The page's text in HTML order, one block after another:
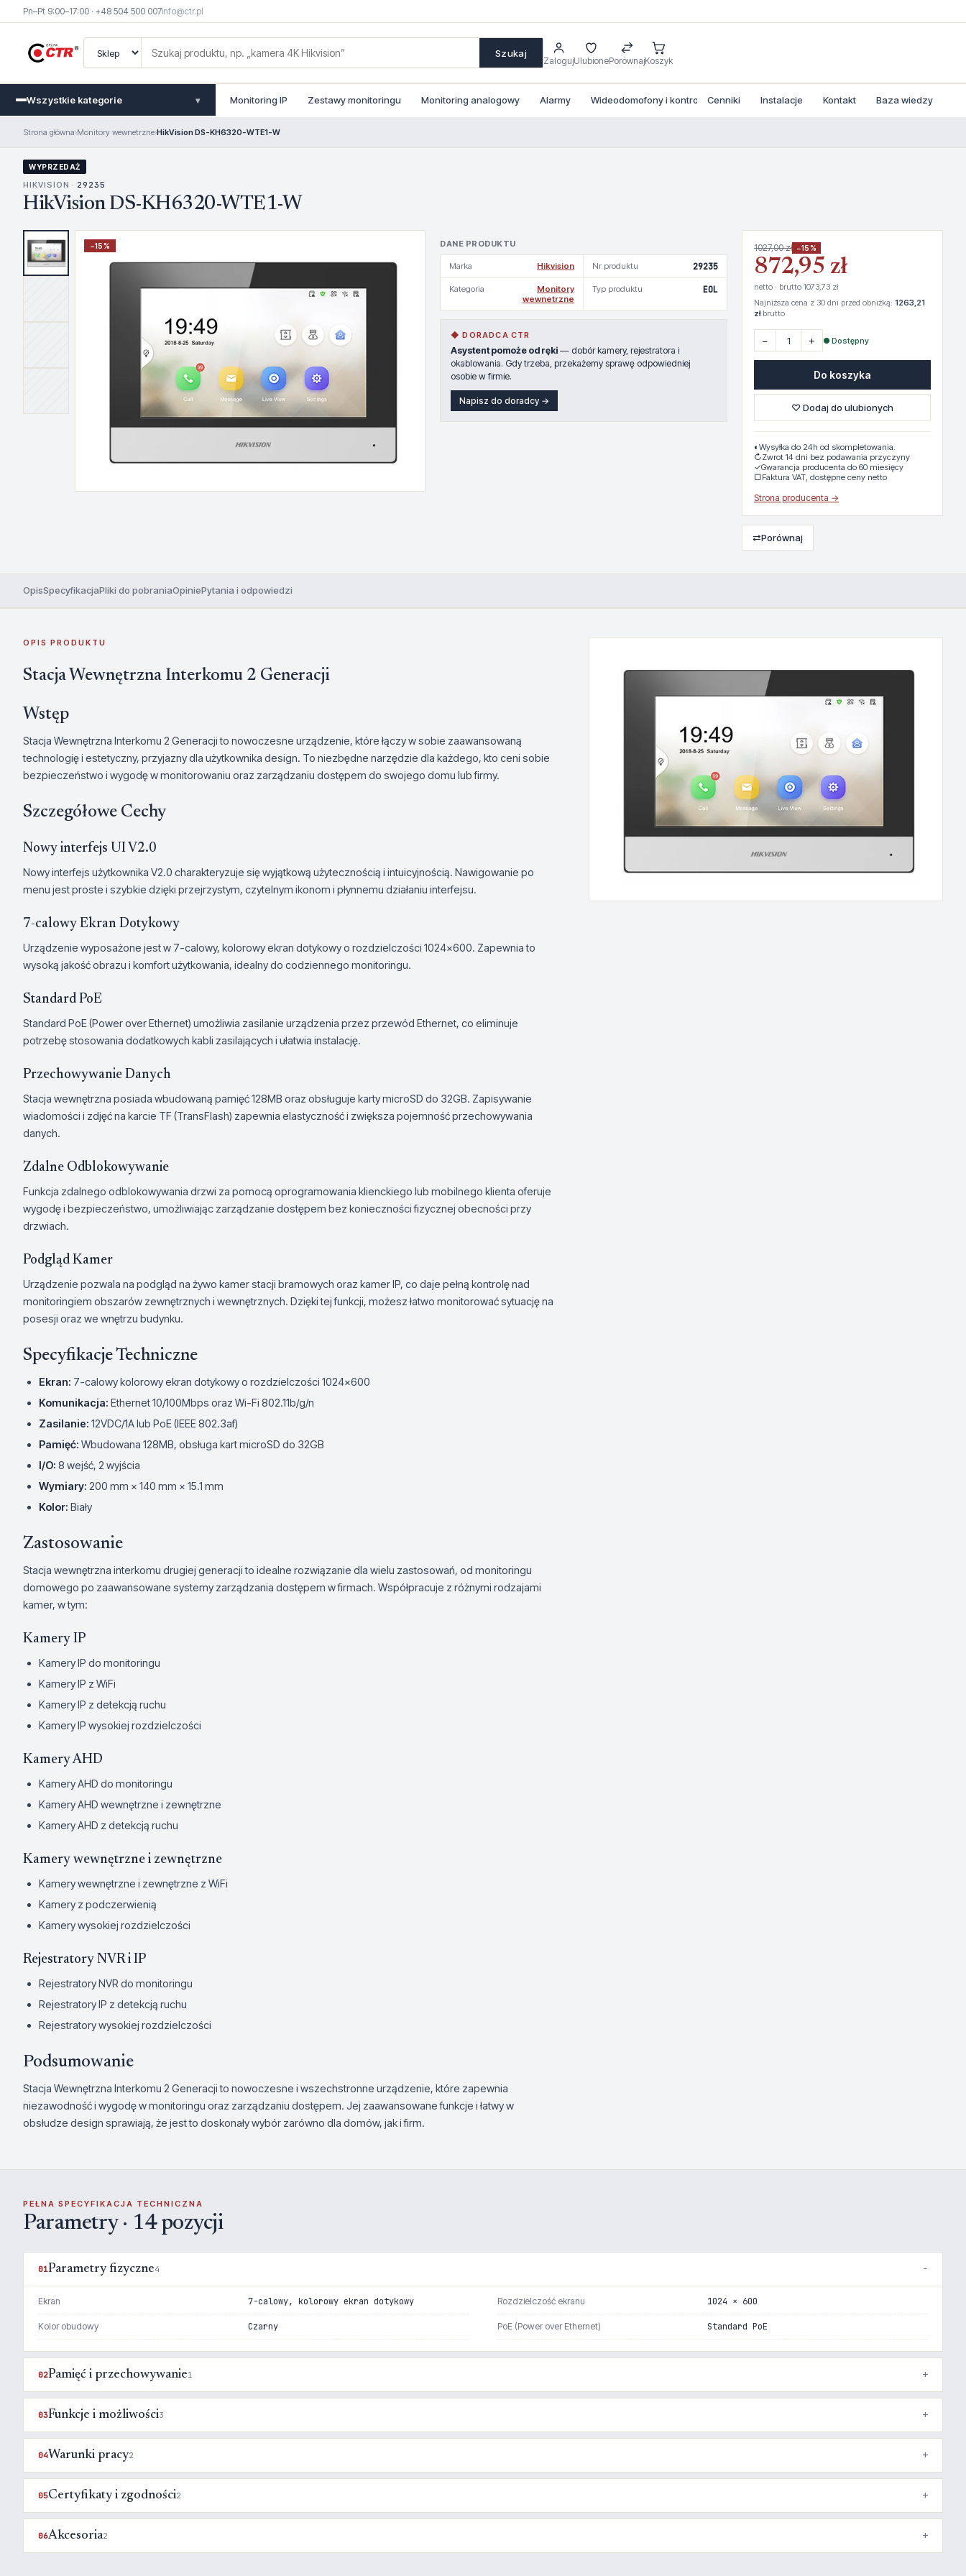
Pn–Pt 9:00–17:00 · +48 504 500 007info@ctr.pl
Szukaj
ZalogujUlubionePorównajKoszyk
Wszystkie kategorie ▾ Monitoring IP Zestawy monitoringu Monitoring analogowy Alarmy Wideodomofony i kontrola dostepu
Cenniki Instalacje Kontakt Baza wiedzy
Strona główna›Monitory wewnetrzne›HikVision DS-KH6320-WTE1-W
WYPRZEDAŻ
HIKVISION · 29235
HikVision DS-KH6320-WTE1-W
−15% DANE PRODUKTU
Marka Hikvision Nr produktu 29235
Kategoria
Monitory
wewnetrzne
Typ produktu EOL
◆ DORADCA CTR
Asystent pomoże od ręki — dobór kamery, rejestratora i
okablowania. Gdy trzeba, przekażemy sprawę odpowiedniej
osobie w firmie.
Napisz do doradcy →
1027,00 zł −15%
872,95 zł
netto · brutto 1073,73 zł
Najniższa cena z 30 dni przed obniżką: 1263,21
złbrutto
− + ● Dostępny
Do koszyka
♡ Dodaj do ulubionych
◐ Wysyłka do 24h od skompletowania.
↻Zwrot 14 dni bez podawania przyczyny
✓Gwarancja producenta do 60 miesięcy
▢Faktura VAT, dostępne ceny netto
Strona producenta →
⇄Porównaj
OpisSpecyfikacjaPliki do pobraniaOpiniePytania i odpowiedzi
OPIS PRODUKTU
Stacja Wewnętrzna Interkomu 2 Generacji
Wstęp
Stacja Wewnętrzna Interkomu 2 Generacji to nowoczesne urządzenie, które łączy w sobie zaawansowaną
technologię i estetyczny, przyjazny dla użytkownika design. To niezbędne narzędzie dla każdego, kto ceni sobie
bezpieczeństwo i wygodę w monitorowaniu oraz zarządzaniu dostępem do swojego domu lub firmy.
Szczegółowe Cechy
Nowy interfejs UI V2.0
Nowy interfejs użytkownika V2.0 charakteryzuje się wyjątkową użytecznością i intuicyjnością. Nawigowanie po
menu jest proste i szybkie dzięki przejrzystym, czytelnym ikonom i płynnemu działaniu interfejsu.
7-calowy Ekran Dotykowy
Urządzenie wyposażone jest w 7-calowy, kolorowy ekran dotykowy o rozdzielczości 1024x600. Zapewnia to
wysoką jakość obrazu i komfort użytkowania, idealny do codziennego monitoringu.
Standard PoE
Standard PoE (Power over Ethernet) umożliwia zasilanie urządzenia przez przewód Ethernet, co eliminuje
potrzebę stosowania dodatkowych kabli zasilających i ułatwia instalację.
Przechowywanie Danych
Stacja wewnętrzna posiada wbudowaną pamięć 128MB oraz obsługuje karty microSD do 32GB. Zapisywanie
wiadomości i zdjęć na karcie TF (TransFlash) zapewnia elastyczność i zwiększa pojemność przechowywania
danych.
Zdalne Odblokowywanie
Funkcja zdalnego odblokowywania drzwi za pomocą oprogramowania klienckiego lub mobilnego klienta oferuje
wygodę i bezpieczeństwo, umożliwiając zarządzanie dostępem bez konieczności fizycznej obecności przy
drzwiach.
Podgląd Kamer
Urządzenie pozwala na podgląd na żywo kamer stacji bramowych oraz kamer IP, co daje pełną kontrolę nad
monitoringiem obszarów zewnętrznych i wewnętrznych. Dzięki tej funkcji, możesz łatwo monitorować sytuację na
posesji oraz we wnętrzu budynku.
Specyfikacje Techniczne
Ekran: 7-calowy kolorowy ekran dotykowy o rozdzielczości 1024x600
Komunikacja: Ethernet 10/100Mbps oraz Wi-Fi 802.11b/g/n
Zasilanie: 12VDC/1A lub PoE (IEEE 802.3af)
Pamięć: Wbudowana 128MB, obsługa kart microSD do 32GB
I/O: 8 wejść, 2 wyjścia
Wymiary: 200 mm × 140 mm × 15.1 mm
Kolor: Biały
Zastosowanie
Stacja wewnętrzna interkomu drugiej generacji to idealne rozwiązanie dla wielu zastosowań, od monitoringu
domowego po zaawansowane systemy zarządzania dostępem w firmach. Współpracuje z różnymi rodzajami
kamer, w tym:
Kamery IP
Kamery IP do monitoringu
Kamery IP z WiFi
Kamery IP z detekcją ruchu
Kamery IP wysokiej rozdzielczości
Kamery AHD
Kamery AHD do monitoringu
Kamery AHD wewnętrzne i zewnętrzne
Kamery AHD z detekcją ruchu
Kamery wewnętrzne i zewnętrzne
Kamery wewnętrzne i zewnętrzne z WiFi
Kamery z podczerwienią
Kamery wysokiej rozdzielczości
Rejestratory NVR i IP
Rejestratory NVR do monitoringu
Rejestratory IP z detekcją ruchu
Rejestratory wysokiej rozdzielczości
Podsumowanie
Stacja Wewnętrzna Interkomu 2 Generacji to nowoczesne i wszechstronne urządzenie, które zapewnia
niezawodność i wygodę w monitoringu oraz zarządzaniu dostępem. Jej zaawansowane funkcje i łatwy w
obsłudze design sprawiają, że jest to doskonały wybór zarówno dla domów, jak i firm.
PEŁNA SPECYFIKACJA TECHNICZNA
Parametry · 14 pozycji
01Parametry fizyczne4
Ekran 7-calowy, kolorowy ekran dotykowy Rozdzielczość ekranu 1024 × 600
Kolor obudowy Czarny PoE (Power over Ethernet) Standard PoE
02Pamięć i przechowywanie1
03Funkcje i możliwości3
04Warunki pracy2
05Certyfikaty i zgodności2
06Akcesoria2